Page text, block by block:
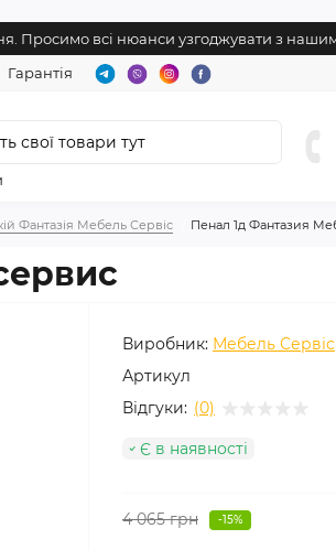
Просимо всі нюанси узгоджувати з
Гарантія
Фантазія Мебель Сервіс Пенал 1д Фантазия
Виробник: Мебель Сервіс
Артикул
Відгуки: (0)
Є в наявності
4 065 грн -15%